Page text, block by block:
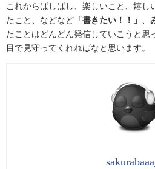
これからばしばし、楽しいこと、嬉し
たこと、などなど 「書きたい！！」
たことはどんどん発信していこうと思
目で見守ってくれればなと思います。